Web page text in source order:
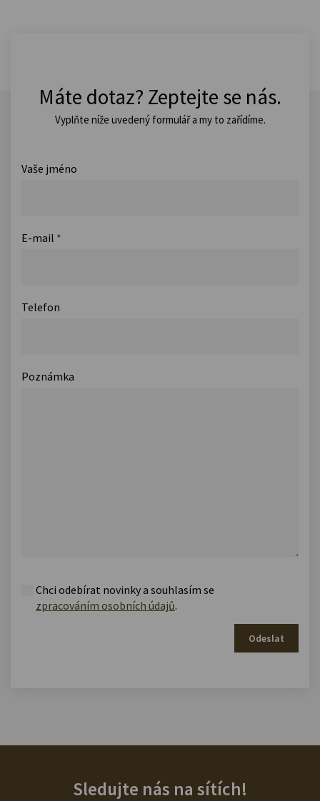
Máte dotaz? Zeptejte se nás.
Vyplňte níže uvedený formulář a my to zařídíme.
Vaše jméno
E-mail *
Telefon
Poznámka
Chci odebírat novinky a souhlasím se
zpracováním osobních údajů.
Odeslat
Sledujte nás na sítích!